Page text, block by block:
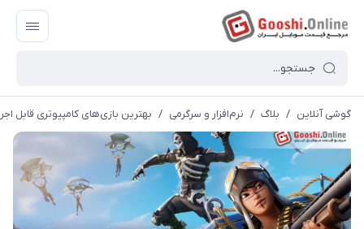
گوشی آنلاین / بلاگ / نرم‌افزار و سرگرمی / بهترین بازی‌های کامپیوتری قابل